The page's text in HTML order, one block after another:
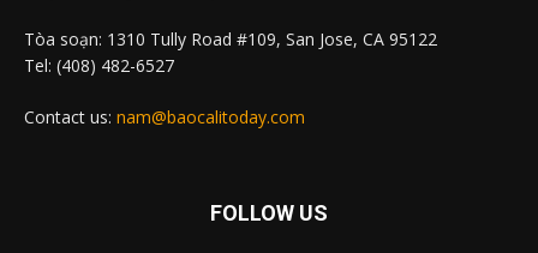
Tòa soạn: 1310 Tully Road #109, San Jose, CA 95122
Tel: (408) 482-6527
Contact us: nam@baocalitoday.com
FOLLOW US